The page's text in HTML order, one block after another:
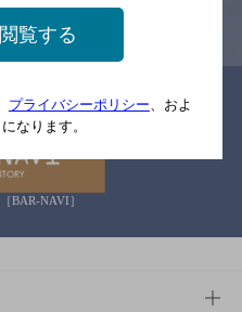
ぐるなび
ンク
BAR-NAVI］
覧する
プライバシーポリシー、およ
なります。